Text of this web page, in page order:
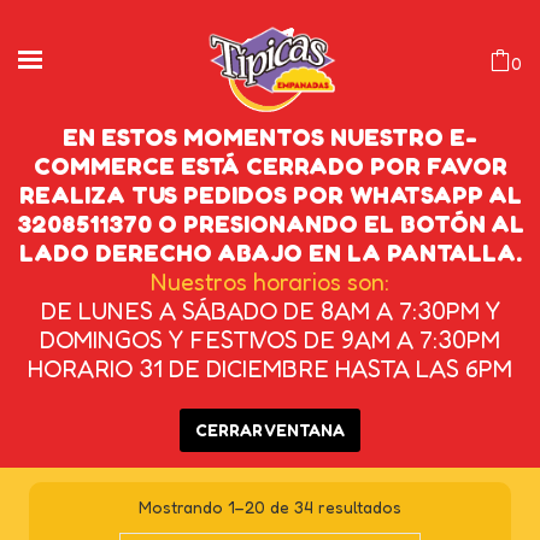
0
EMPANADAS DE PLÁTANO
VERDE
INICIO / PRODUCTOS ETIQUETADOS
“EMPANADAS DE PLÁTANO VERDE”
Mostrando 1–20 de 34 resultados
EN ESTOS MOMENTOS NUESTRO E-
COMMERCE ESTÁ CERRADO POR FAVOR
REALIZA TUS PEDIDOS POR WHATSAPP AL
3208511370 O PRESIONANDO EL BOTÓN AL
LADO DERECHO ABAJO EN LA PANTALLA.
Nuestros horarios son:
DE LUNES A SÁBADO DE 8AM A 7:30PM Y
DOMINGOS Y FESTIVOS DE 9AM A 7:30PM
HORARIO 31 DE DICIEMBRE HASTA LAS 6PM
CERRAR VENTANA